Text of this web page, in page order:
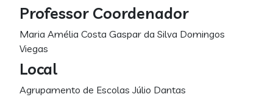
Professor Coordenador
Maria Amélia Costa Gaspar da Silva Domingos
Viegas
Local
Agrupamento de Escolas Júlio Dantas